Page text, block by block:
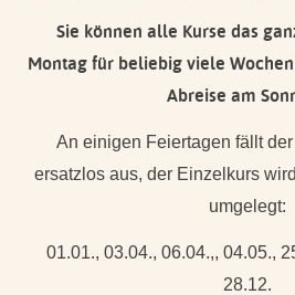
Sie können alle Kurse das
Montag für beliebig viele
Abreise am
An einigen Feiertagen fällt
ersatzlos aus, der Einzelkurs
umgelegt:
01.01., 03.04., 06.04.,, 04.05.,
28.12.